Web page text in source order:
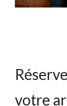
votre